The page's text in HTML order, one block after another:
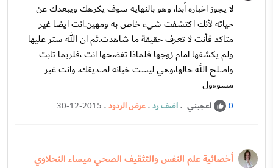
لا يجوز اخباره أبدا، وهو بالنهايه سوف يكرهك ويبعدك عن
حياته لأنك اكتشفت شيء خاص به ومهين.انت ايضا غير
متاكد فأنت لا تعرف حقيقة ما شاهدت.ثم ان الله ستر عليها
ولم يكشفها امام زوجها فلماذا تفضحها انت ،فلربما تابت
واصلح الله حالها،وهي ليست خيانه لصديقك، وانت غير
مسوءول
0 اعجبني .اضف رد.عرض الردود.
30-12-2015
أخصائية علم النفس والتثقيف الصحي ميساء النحلاوي